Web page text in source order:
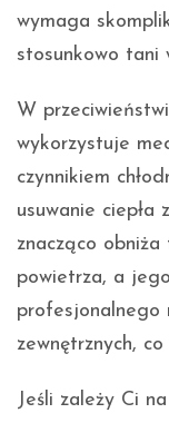
wymaga
stosunkowo tani
W
wykorzystuje
czynnikiem
usuwanie ciepła
znacząco
powietrza, a
profesjonalnego
zewnętrznych,
Jeśli zależy Ci